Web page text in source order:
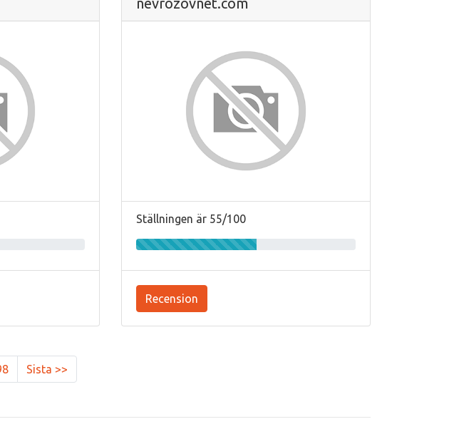
Ställningen är 55/100
Recension
Sista >>